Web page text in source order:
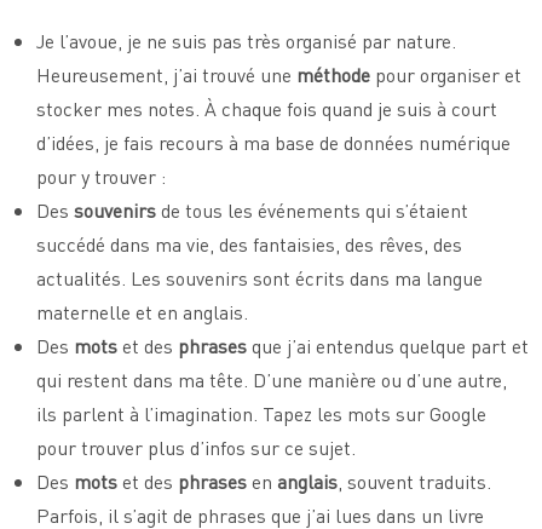
Je l’avoue, je ne suis pas très organisé par nature.
Heureusement, j’ai trouvé une méthode pour organiser et
stocker mes notes. À chaque fois quand je suis à court
d’idées, je fais recours à ma base de données numérique
pour y trouver :
Des souvenirsde tous les événements qui s’étaient
succédé dans ma vie, des fantaisies, des rêves, des
actualités. Les souvenirs sont écrits dans ma langue
maternelle et en anglais.
Des motset des phrasesque j’ai entendus quelque part et
qui restent dans ma tête. D’une manière ou d’une autre,
ils parlent à l’imagination. Tapez les mots sur Google
pour trouver plus d’infos sur ce sujet.
Des motset des phrasesen anglais , souvent traduits.
Parfois, il s’agit de phrases que j’ai lues dans un livre